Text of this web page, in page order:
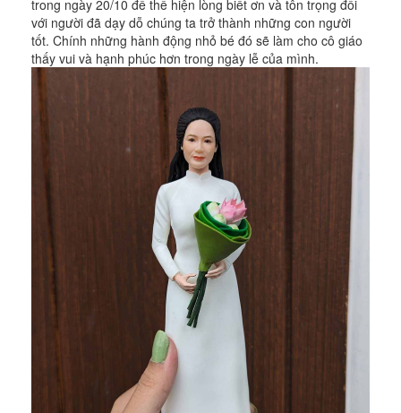
trong ngày 20/10 để thể hiện lòng biết ơn và tôn trọng đối
với người đã dạy dỗ chúng ta trở thành những con người
tốt. Chính những hành động nhỏ bé đó sẽ làm cho cô giáo
thấy vui và hạnh phúc hơn trong ngày lễ của mình.